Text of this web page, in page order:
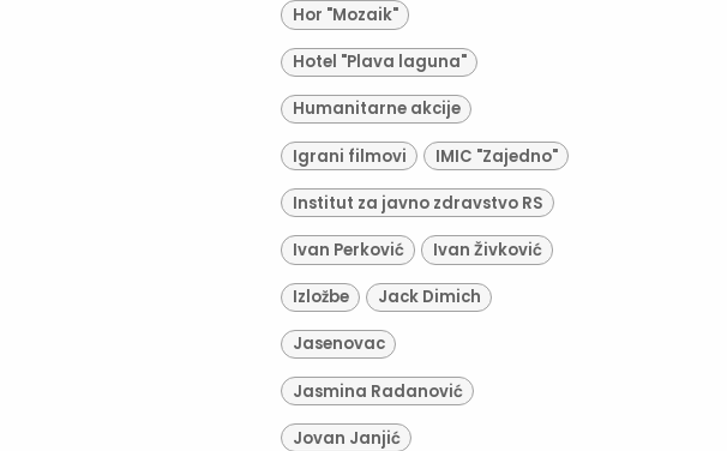
Hor "Mozaik"
Hotel "Plava laguna"
Humanitarne akcije
Igrani filmovi IMIC "Zajedno"
Institut za javno zdravstvo RS
Ivan Perković Ivan Živković
Izložbe Jack Dimich
Jasenovac
Jasmina Radanović
Jovan Janjić